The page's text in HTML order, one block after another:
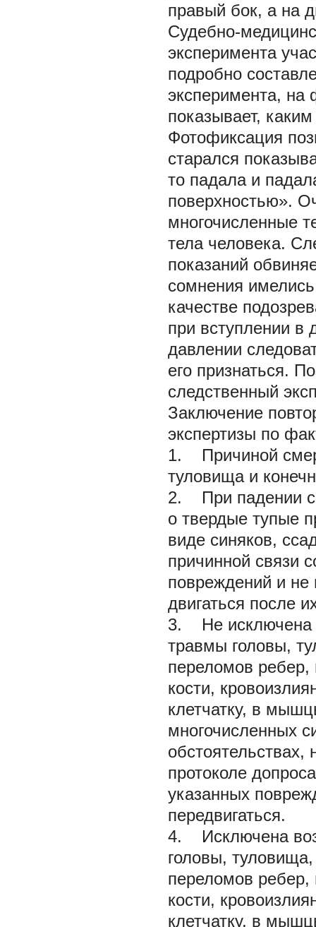
правый бок, а на
Судебно-
эксперимента
подробно
эксперимента, на
показывает,
Фотофиксация
старался
то падала и
поверхностью».
многочисленные
тела человека.
показаний
сомнения
качестве
при вступлении в
давлении
его признаться.
следственный
Заключение
экспертизы по
1. Причиной
туловища и
2. При падении с
о твердые тупые
виде синяков,
причинной связи
повреждений и не
двигаться после
3. Не исключена
травмы головы,
переломов ребер,
кости,
клетчатку, в
многочисленных
протоколе
указанных
передвигаться.
4. Исключена
головы,
переломов ребер,
кости,
клетчатку, в